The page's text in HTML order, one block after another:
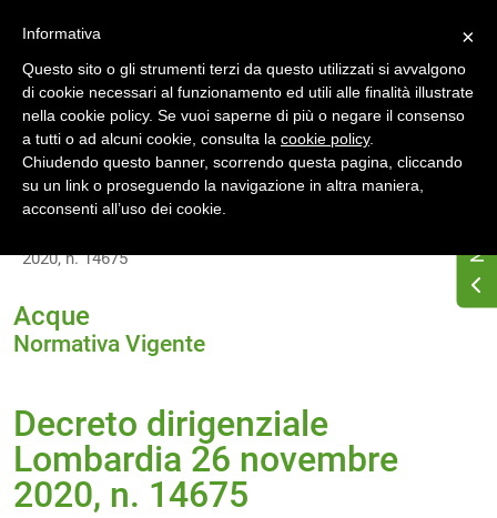
Home
Normativa energetica regionale
Lombardia
Normativa Vigente
2020, n. 14675
Acque
Normativa Vigente
Decreto dirigenziale
Lombardia 26 novembre
2020, n. 14675
×
Informativa
Questo sito o gli strumenti terzi da questo utilizzati si avvalgono
di cookie necessari al funzionamento ed utili alle finalità illustrate
nella cookie policy. Se vuoi saperne di più o negare il consenso
a tutti o ad alcuni cookie, consulta la cookie policy.
Chiudendo questo banner, scorrendo questa pagina, cliccando
su un link o proseguendo la navigazione in altra maniera,
acconsenti all’uso dei cookie.